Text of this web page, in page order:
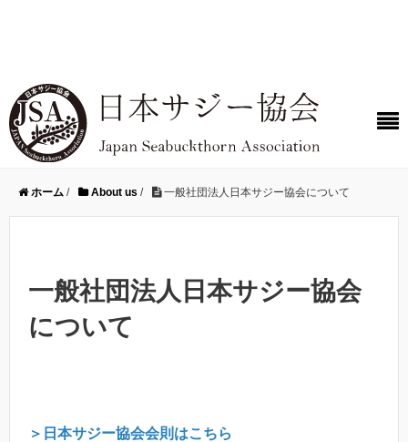
ホーム / About us / 一般社団法人日本サジー協会について
一般社団法人日本サジー協会
について
＞日本サジー協会会則はこちら